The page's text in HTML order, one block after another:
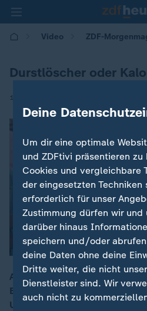
Video ZDF-
Durstlöscher oder
10.06.2026 | 05:30
00:15
Alkoholfreies Bier wird in
Es gibt verschiedene
Unterschieden. Es gilt als
Deine
Um dir eine optimale
und ZDFtivi präsentieren
Cookies und vergleichbare
der eingesetzten
erforderlich für unser
Zustimmung dürfen wir und
darüber hinaus
speichern und/oder
deine Daten ohne deine
Dritte weiter, die nicht
Dienstleister sind. Wir
auch nicht zu